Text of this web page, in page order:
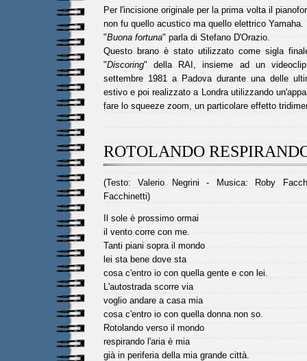
Per l'incisione originale per la prima volta il
non fu quello acustico ma quello elettrico Yamaha.
"Buona fortuna" parla di Stefano D'Orazio.
Questo brano è stato utilizzato come sigla
"Discoring" della RAI, insieme ad un
settembre 1981 a Padova durante una delle
estivo e poi realizzato a Londra utilizzando
fare lo squeeze zoom, un particolare effetto
ROTOLANDO
(Testo: Valerio Negrini - Musica: Roby
Facchinetti)
Il sole è prossimo ormai
il vento corre con me.
Tanti piani sopra il mondo
lei sta bene dove sta
cosa c'entro io con quella gente e con lei.
L'autostrada scorre via
voglio andare a casa mia
cosa c'entro io con quella donna non so.
Rotolando verso il mondo
respirando l'aria è mia
già in periferia della mia grande città.